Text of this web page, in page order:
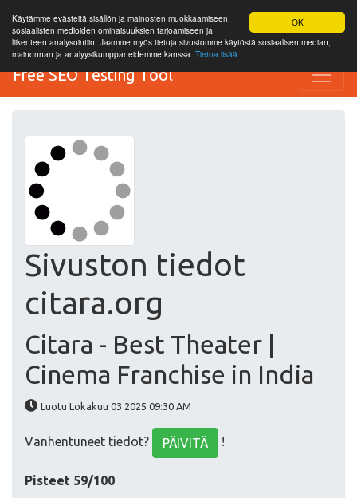
OK
Käytämme evästeitä sisällön ja mainosten muokkaamiseen,
sosiaalisten medioiden ominaisuuksien tarjoamiseen ja
liikenteen analysointiin. Jaamme myös tietoja sivustomme käytöstä sosiaalisen median,
mainonnan ja analyysikumppaneidemme kanssa. Tietoa lisää
Free SEO Testing Tool
Sivuston tiedot
citara.org
Citara - Best Theater |
Cinema Franchise in India
Luotu Lokakuu 03 2025 09:30 AM
Vanhentuneet tiedot? PÄIVITÄ !
Pisteet 59/100